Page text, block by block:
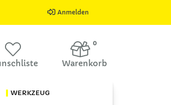
Anmelden
0
Warenkorb
WERKZEUG